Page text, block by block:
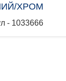
ХРОМ
- 1033666